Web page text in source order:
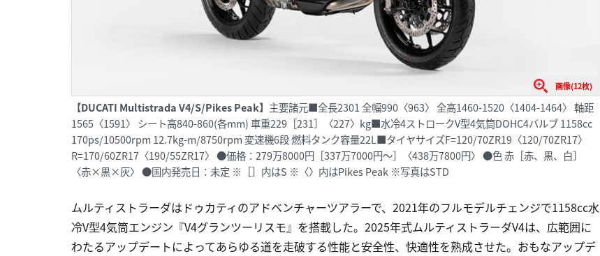
画像(12枚)
【DUCATI Multistrada V4/S/Pikes Peak】 主要諸元■全長2301 全幅990〈963〉 全高1460-1520〈1404-1464〉 軸距
1565〈1591〉 シート高840-860(各mm) 車重229［231］〈227〉kg■水冷4ストロークV型4気筒DOHC4バルブ 1158cc
170ps/10500rpm 12.7kg-m/8750rpm 変速機6段 燃料タンク容量22L■タイヤサイズF=120/70ZR19〈120/70ZR17〉
R=170/60ZR17〈190/55ZR17〉 ●価格：279万8000円［337万7000円～］〈438万7800円〉 ●色 赤［赤、黒、白］
〈赤×黒×灰〉 ●国内発売日：未定 ※［］内はS ※〈〉内はPikes Peak ※写真はSTD
ムルティストラーダはドゥカティのアドベンチャーツアラーで、2021年のフルモデルチェンジで1158cc水
冷V型4気筒エンジン『V4グランツーリスモ』を搭載した。2025年式ムルティストラーダV4は、広範囲に
わたるアップデートによってあらゆる道を走破する性能と安全性、快適性を熟成させた。おもなアップデ